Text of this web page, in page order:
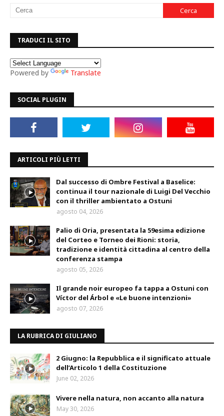
TRADUCI IL SITO
Powered by Translate
SOCIAL PLUGIN
ARTICOLI PIÙ LETTI
Dal successo di Ombre Festival a Baselice:
continua il tour nazionale di Luigi Del Vecchio
con il thriller ambientato a Ostuni
agosto 04, 2026
Palio di Oria, presentata la 59esima edizione
del Corteo e Torneo dei Rioni: storia,
tradizione e identità cittadina al centro della
conferenza stampa
agosto 05, 2026
Il grande noir europeo fa tappa a Ostuni con
Víctor del Árbol e «Le buone intenzioni»
agosto 07, 2026
LA RUBRICA DI GIULIANO
2 Giugno: la Repubblica e il significato attuale
dell’Articolo 1 della Costituzione
June 02, 2026
Vivere nella natura, non accanto alla natura
May 30, 2026